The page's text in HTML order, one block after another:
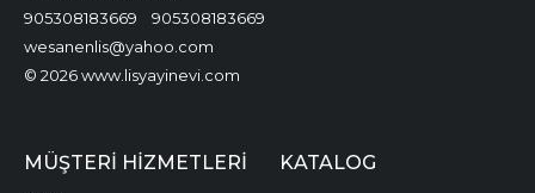
905308183669
905308183669
wesanenlis@yahoo.com
© 2026 www.lisyayinevi.com
MÜŞTERI HIZMETLERI KATALOG